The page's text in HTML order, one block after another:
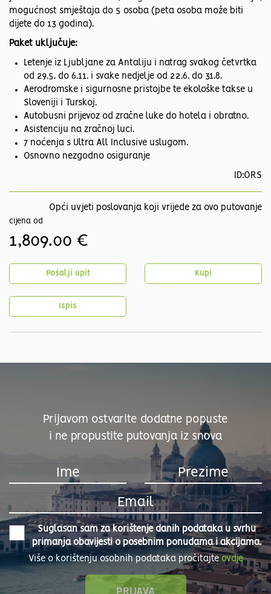
mogućnost smještaja do 5 osoba (peta osoba može biti
dijete do 13 godina).
Paket uključuje:
Letenje iz Ljubljane za Antaliju i natrag svakog četvrtka
od 29.5. do 6.11. i svake nedjelje od 22.6. do 31.8.
Aerodromske i sigurnosne pristojbe te ekološke takse u
Sloveniji i Turskoj.
Autobusni prijevoz od zračne luke do hotela i obratno.
Asistenciju na zračnoj luci.
7 noćenja s Ultra All Inclusive uslugom.
Osnovno nezgodno osiguranje
ID:ORS
Opći uvjeti poslovanja koji vrijede za ovo putovanje
cijena od
1,809.00 €
Pošalji upit Kupi
Ispis
Prijavom ostvarite dodatne popuste
i ne propustite putovanja iz snova
Suglasan sam za korištenje danih podataka u svrhu
primanja obavijesti o posebnim ponudama i akcijama.
Više o korištenju osobnih podataka pročitajteovdje